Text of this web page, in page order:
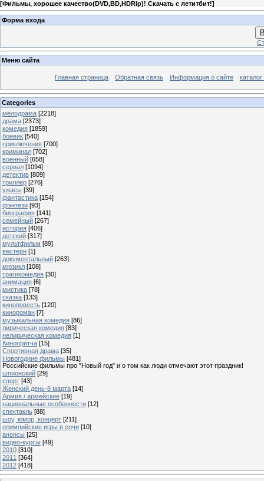
[Фильмы, хорошее качество(DVD,BD,HDRip)! Скачать с летитбит!]
Форма входа
Меню сайта
Главная страница Обратная связь Информация о сайте
Categories
мелодрама [2218]
драма [2373]
комедия [1859]
боевик [540]
приключения [700]
криминал [702]
военный [658]
сериал [1094]
детектив [809]
триллер [276]
ужасы [39]
фантастика [154]
фэнтези [93]
биография [141]
семейный [267]
история [406]
детский [317]
мультфильм [89]
вестерн [1]
документальный [263]
мюзикл [108]
трагикомедия [30]
анимация [6]
мистика [78]
сказка [133]
киноповесть [120]
кинороман [7]
музыкальная комедия [86]
лирическая комедия [83]
нелирическая комедия [1]
Кинопритча [15]
Спортивная драма [35]
Новогодние фильмы [481]
Российские фильмы про "Новый год" и о том как люди отмечают этот праздник!
шпионский [29]
спорт [43]
Женский день-8 марта [14]
Армия / армейские [19]
национальные особенности [12]
спектакль [88]
шоу, юмор, концерт [211]
олимпийские игры в сочи [10]
анонсы [25]
видео-курсы [49]
2010 [310]
2011 [364]
2012 [418]